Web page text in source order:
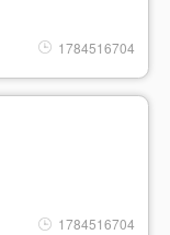
1784516704
1784516704